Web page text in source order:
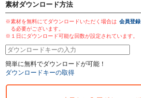
素材ダウンロード方法
※素材を無料にてダウンロードいただく場合は 会員登録
る必要がございます。
※１日にダウンロード可能な回数が設定されています。
簡単に無料でダウンロードが可能！
ダウンロードキーの取得